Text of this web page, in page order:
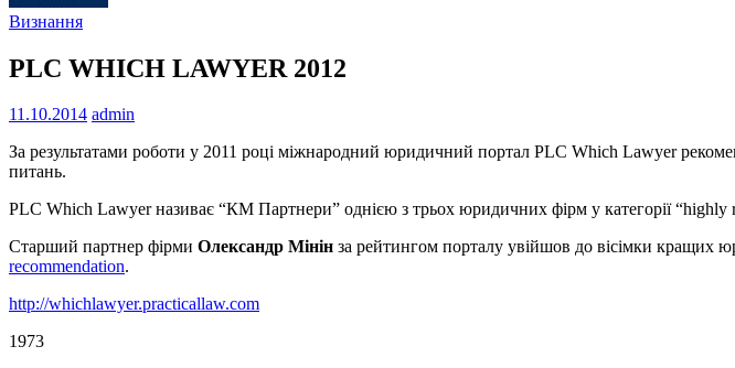
Визнання
PLC WHICH LAWYER 2012
11.10.2014 admin
За результатами роботи у 2011 році міжнародний юридичний портал PLC Which Lawyer
питань.
PLC Which Lawyer називає “КМ Партнери” однією з трьох юридичних фірм у категорії “highly
Старший партнер фірми Олександр Мінін за рейтингом порталу увійшов до вісімки кращих
recommendation.
http://whichlawyer.practicallaw.com
1973